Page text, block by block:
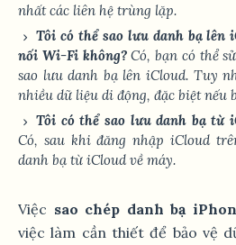
nhất các liên hệ trùng lặp.
Tôi có thể sao lưu danh bạ lên
nối Wi-Fi không?Có, bạn có thể
sao lưu danh bạ lên iCloud. Tuy
nhiều dữ liệu di động, đặc biệt nếu
Tôi có thể sao lưu danh bạ từ
Có, sau khi đăng nhập iCloud
danh bạ từ iCloud về máy.
Việc sao chép danh bạ
việc làm cần thiết để bảo vệ